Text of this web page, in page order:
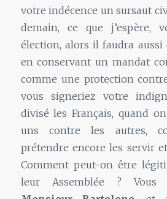
votre indécence un sursaut
demain, ce que j’espère,
élection, alors il faudra aussi
en conservant un mandat
comme une protection
vous signeriez votre
divisé les Français, quand
uns contre les autres,
prétendre encore les servir
Comment peut-on être
leur Assemblée ? Vous